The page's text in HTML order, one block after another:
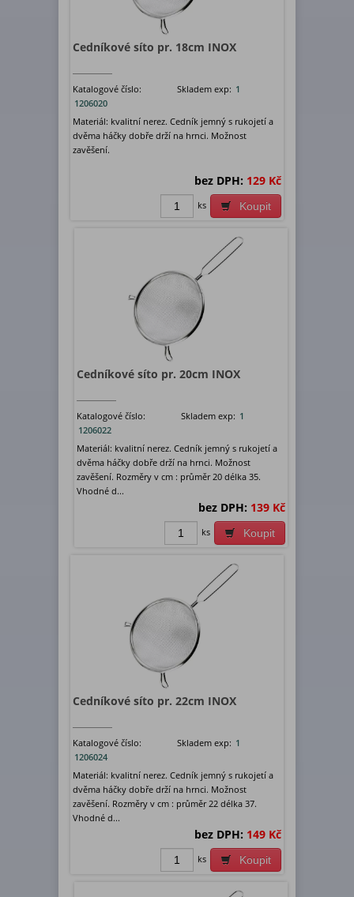
Cedníkové síto pr. 18cm INOX
Katalogové číslo:
1206020
Skladem exp: 1
Materiál: kvalitní nerez. Cedník jemný s rukojetí a
dvěma háčky dobře drží na hrnci. Možnost
zavěšení.
bez DPH: 129 Kč
Koupit
ks
Cedníkové síto pr. 20cm INOX
Katalogové číslo:
1206022
Skladem exp: 1
Materiál: kvalitní nerez. Cedník jemný s rukojetí a
dvěma háčky dobře drží na hrnci. Možnost
zavěšení. Rozměry v cm : průměr 20 délka 35.
Vhodné d...
bez DPH: 139 Kč
Koupit
ks
Cedníkové síto pr. 22cm INOX
Katalogové číslo:
1206024
Skladem exp: 1
Materiál: kvalitní nerez. Cedník jemný s rukojetí a
dvěma háčky dobře drží na hrnci. Možnost
zavěšení. Rozměry v cm : průměr 22 délka 37.
Vhodné d...
bez DPH: 149 Kč
Koupit
ks